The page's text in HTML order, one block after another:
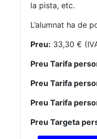
la pista, etc.
L’alumnat ha de
Preu: 33,30 €
Preu Tarifa
Preu Tarifa
Preu Tarifa
Preu Targeta